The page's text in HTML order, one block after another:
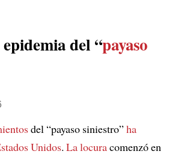
del “payaso
del “payaso siniestro” ha
Unidos. La locuracomenzó en